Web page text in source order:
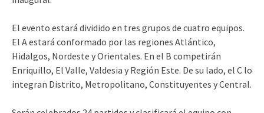
El evento estará dividido en tres grupos de cuatro equipos.
El A estará conformado por las regiones Atlántico,
Hidalgos, Nordeste y Orientales. En el B competirán
Enriquillo, El Valle, Valdesia y Región Este. De su lado, el C lo
integran Distrito, Metropolitano, Constituyentes y Central.